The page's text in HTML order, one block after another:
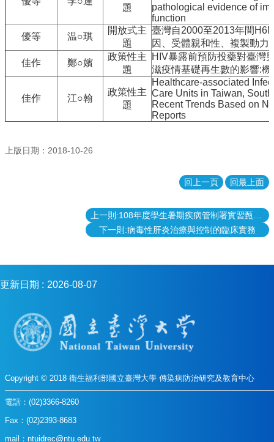
新
息
中
心
簡
灣
學
程
關
連
結
題
pathological evidence of
function
優等
温○琪
開放式主
題
臺灣自2000至2013年間
因、受體親和性、複製動力
佳作
鄭○嬪
政策性主
題
HIV暴露前預防投藥對臺灣
滋疫情基礎再生數的影響:
佳作 江○翰
政策性主
題
Healthcare-associated
Care Units in Taiwan,
Recent Trends Based on
Reports
上版日期：2018-10-26
回上一頁 回最上面
上一則:108年度學生暑期疾病管制署實習甄選，即日起至 108年 1月 31日 17 時前受理申請。
下一則:病毒性肝炎治療與控制的臨床實務
更新日期 2026-08-07
Copyright © 2018 衛生福利部國立臺灣大學 傳染病防治研究及教育中心
電話：(02)3366-8260
Fax：(02)2393-8683
mail：ntuidrec@ntu.edu.tw